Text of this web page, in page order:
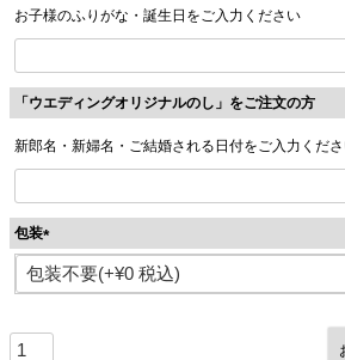
お子様のふりがな・誕生日をご入力ください
「ウエディングオリジナルのし」をご注文の方
新郎名・新婦名・ご結婚される日付をご入力くだ
包装
(
必